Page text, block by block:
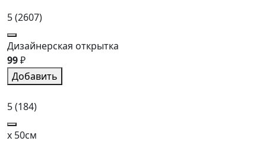
5(2607)
Дизайнерская открытка
99₽
Добавить
5(184)
x 50см